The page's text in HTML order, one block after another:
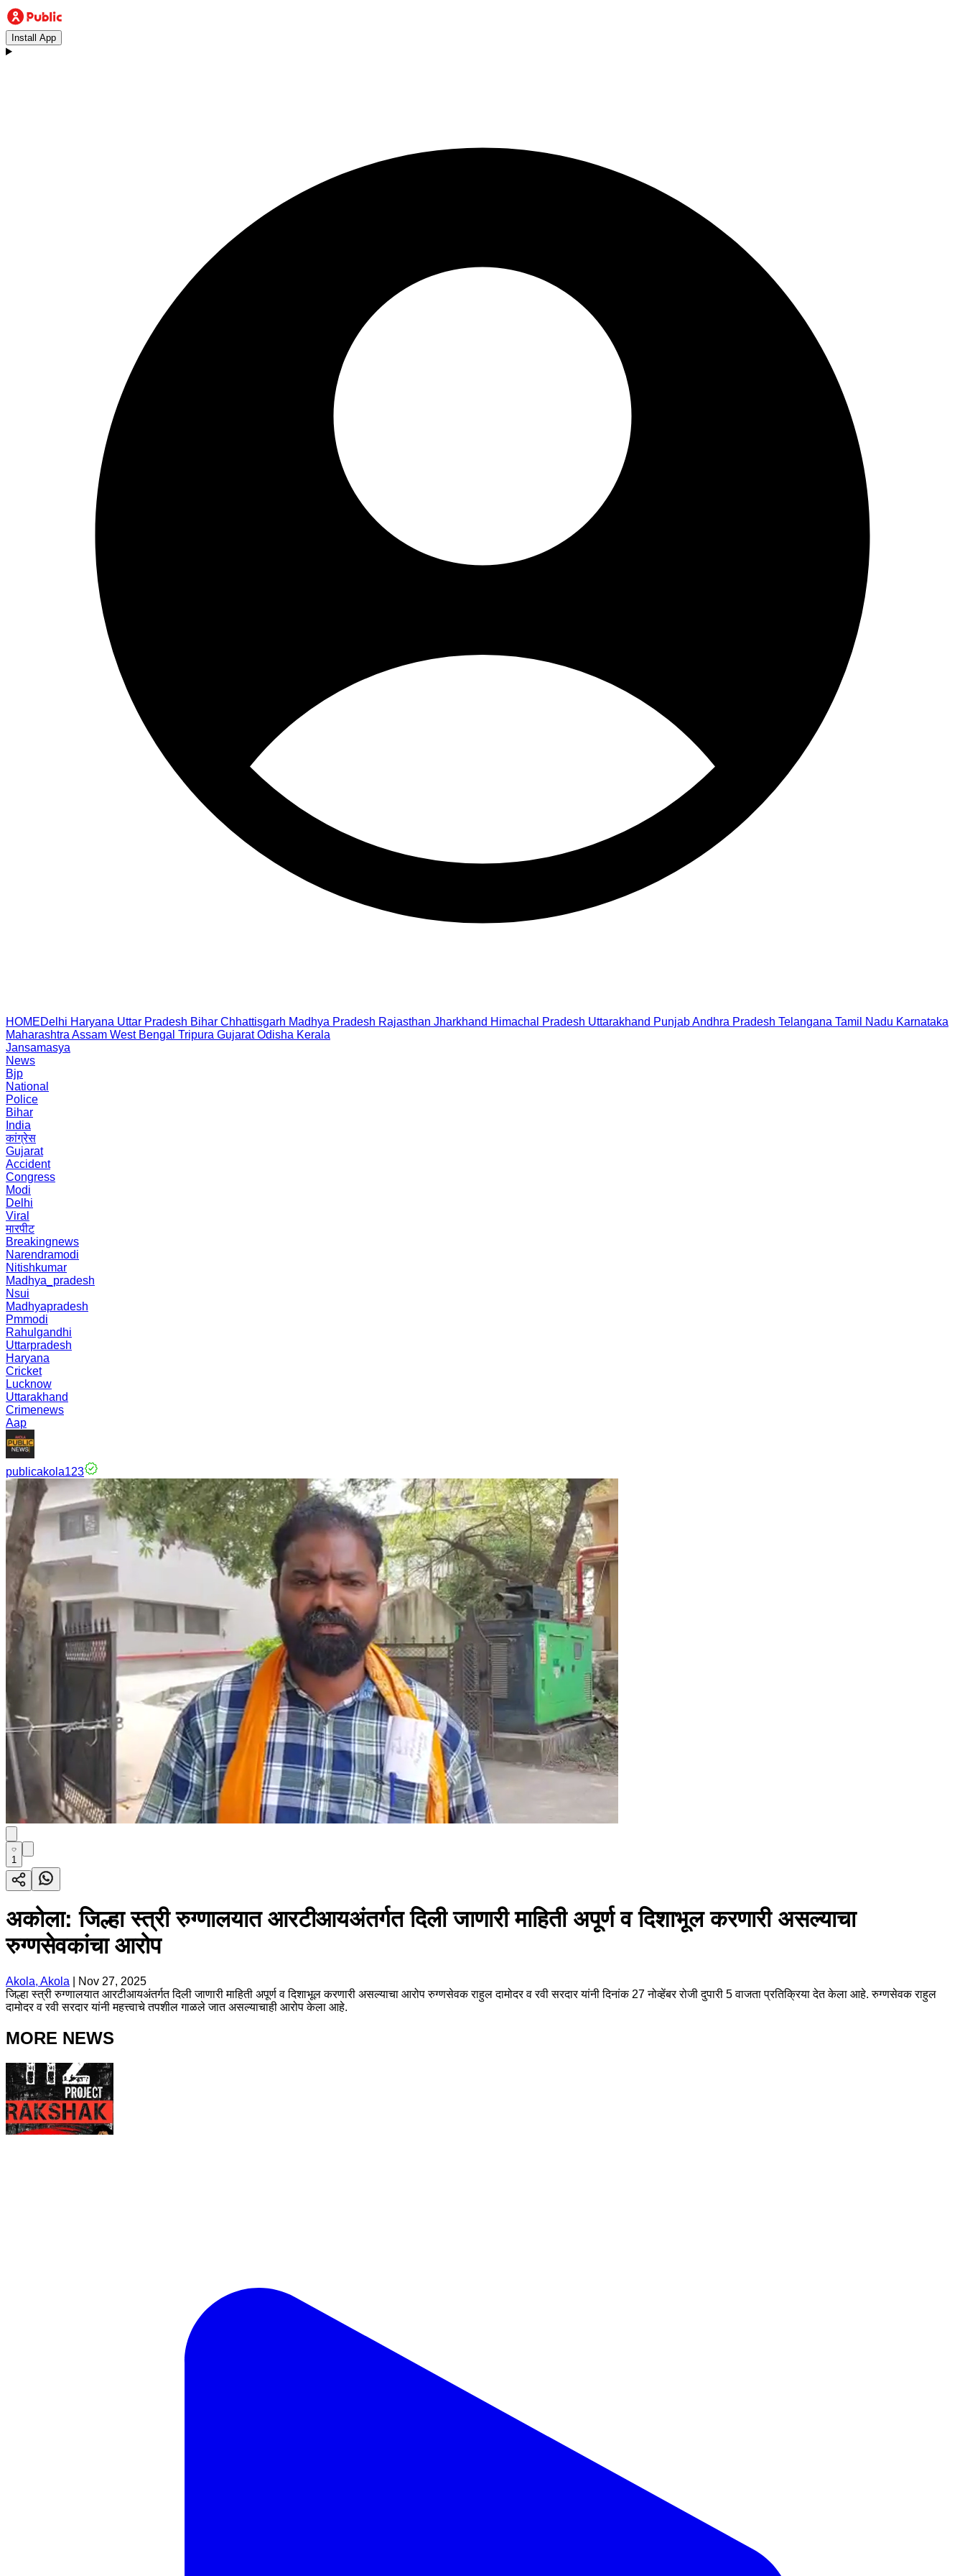
Install App
HOMEDelhi Haryana Uttar Pradesh Bihar Chhattisgarh Madhya Pradesh Rajasthan Jharkhand Himachal Pradesh Uttarakhand PunjabAndhra Pradesh Telangana Tamil Nadu Karnataka
Maharashtra Assam West Bengal Tripura Gujarat Odisha Kerala
Jansamasya
News
Bjp
National
Police
Bihar
India
कांग्रेस
Gujarat
Accident
Congress
Modi
Delhi
Viral
मारपीट
Breakingnews
Narendramodi
Nitishkumar
Madhya_pradesh
Nsui
Madhyapradesh
Pmmodi
Rahulgandhi
Uttarpradesh
Haryana
Cricket
Lucknow
Uttarakhand
Crimenews
Aap
publicakola123
1
अकोला: जिल्हा स्त्री रुग्णालयात आरटीआयअंतर्गत दिली जाणारी माहिती अपूर्ण व दिशाभूल करणारी असल्याचा
रुग्णसेवकांचा आरोप
Akola, Akola
Nov 27, 2025
जिल्हा स्त्री रुग्णालयात आरटीआयअंतर्गत दिली जाणारी माहिती अपूर्ण व दिशाभूल करणारी असल्याचा आरोप रुग्णसेवक राहुल दामोदर व रवी सरदार यांनी दिनांक 27 नोव्हेंबर रोजी दुपारी 5 वाजता प्रतिक्रिया देत केला आहे. रुग्णसेवक राहुल
दामोदर व रवी सरदार यांनी महत्त्वाचे तपशील गाळले जात असल्याचाही आरोप केला आहे.
MORE NEWS